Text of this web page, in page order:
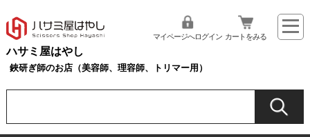
ハサミ屋はやし
鋏研ぎ師のお店（美容師、理容師、トリマー用）
マイページへログイン カートをみる